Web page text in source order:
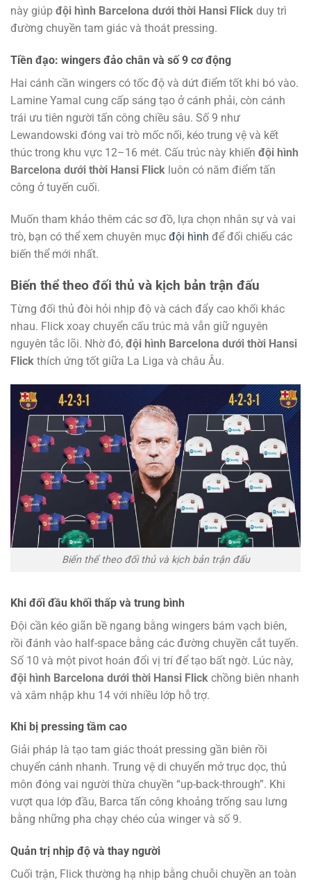
này giúp đội hình Barcelona dưới thời Hansi Flick duy trì
đường chuyền tam giác và thoát pressing.
Tiền đạo: wingers đảo chân và số 9 cơ động
Hai cánh cần wingers có tốc độ và dứt điểm tốt khi bó vào.
Lamine Yamal cung cấp sáng tạo ở cánh phải, còn cánh
trái ưu tiên người tấn công chiều sâu. Số 9 như
Lewandowski đóng vai trò mốc nối, kéo trung vệ và kết
thúc trong khu vực 12–16 mét. Cấu trúc này khiến đội hình
Barcelona dưới thời Hansi Flick luôn có năm điểm tấn
công ở tuyến cuối.
Muốn tham khảo thêm các sơ đồ, lựa chọn nhân sự và vai
trò, bạn có thể xem chuyên mục đội hình để đối chiếu các
biến thể mới nhất.
Biến thể theo đối thủ và kịch bản trận đấu
Từng đối thủ đòi hỏi nhịp độ và cách đẩy cao khối khác
nhau. Flick xoay chuyển cấu trúc mà vẫn giữ nguyên
nguyên tắc lõi. Nhờ đó, đội hình Barcelona dưới thời Hansi
Flick thích ứng tốt giữa La Liga và châu Âu.
Biến thể theo đối thủ và kịch bản trận đấu
Khi đối đầu khối thấp và trung bình
Đội cần kéo giãn bề ngang bằng wingers bám vạch biên,
rồi đánh vào half-space bằng các đường chuyền cắt tuyến.
Số 10 và một pivot hoán đổi vị trí để tạo bất ngờ. Lúc này,
đội hình Barcelona dưới thời Hansi Flick chồng biên nhanh
và xâm nhập khu 14 với nhiều lớp hỗ trợ.
Khi bị pressing tầm cao
Giải pháp là tạo tam giác thoát pressing gần biên rồi
chuyển cánh nhanh. Trung vệ di chuyển mở trục dọc, thủ
môn đóng vai người thừa chuyền “up-back-through”. Khi
vượt qua lớp đầu, Barca tấn công khoảng trống sau lưng
bằng những pha chạy chéo của winger và số 9.
Quản trị nhịp độ và thay người
Cuối trận, Flick thường hạ nhịp bằng chuỗi chuyền an toàn